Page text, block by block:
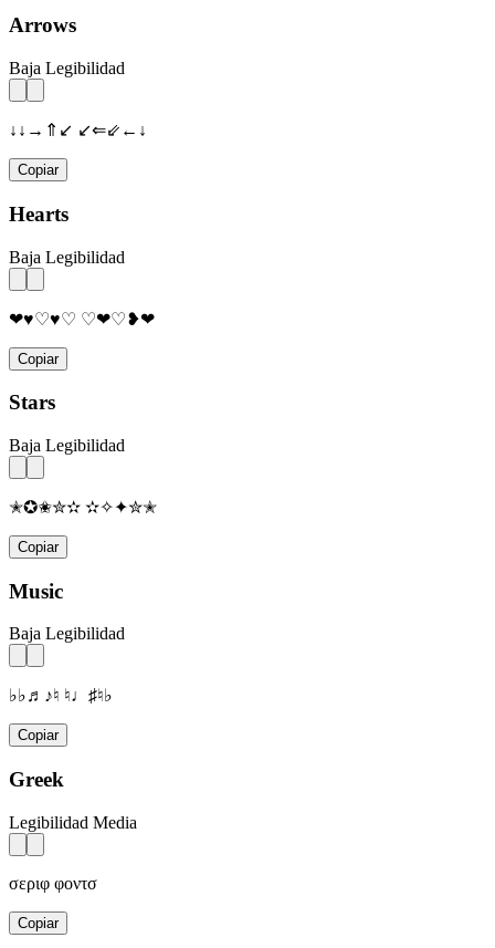
Arrows
Baja Legibilidad
↓↓→⇑↙ ↙⇐⇙←↓
Copiar
Hearts
Baja Legibilidad
❤♥♡♥♡ ♡❤♡❥❤
Copiar
Stars
Baja Legibilidad
✭✪✬✮✫ ✫✧✦✮✭
Copiar
Music
Baja Legibilidad
♭♭♬♪♮ ♮♩♯♮♭
Copiar
Greek
Legibilidad Media
σεριφ φοντσ
Copiar